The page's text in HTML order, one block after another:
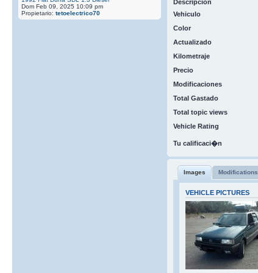
Dom Feb 09, 2025 10:09 pm
Propietario: tetoelectrico70
Descripcion
Vehiculo
Color
Actualizado
Kilometraje
Precio
Modificaciones
Total Gastado
Total topic views
Vehicle Rating
Tu calificaci�n
Images Modifications
VEHICLE PICTURES